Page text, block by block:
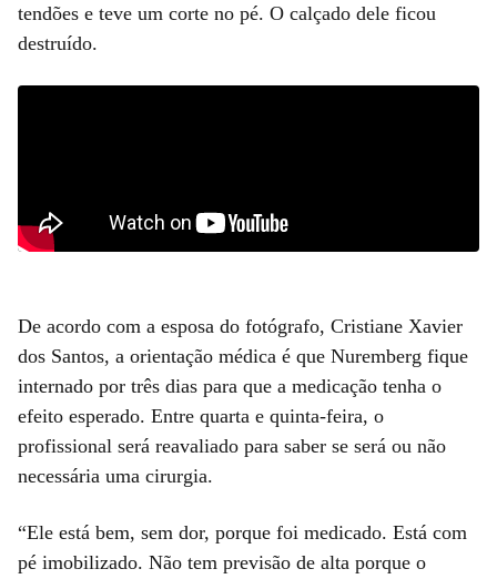
tendões e teve um corte no pé. O calçado dele ficou
destruído.
De acordo com a esposa do fotógrafo, Cristiane Xavier
dos Santos, a orientação médica é que Nuremberg fique
internado por três dias para que a medicação tenha o
efeito esperado. Entre quarta e quinta-feira, o
profissional será reavaliado para saber se será ou não
necessária uma cirurgia.
“Ele está bem, sem dor, porque foi medicado. Está com
pé imobilizado. Não tem previsão de alta porque o